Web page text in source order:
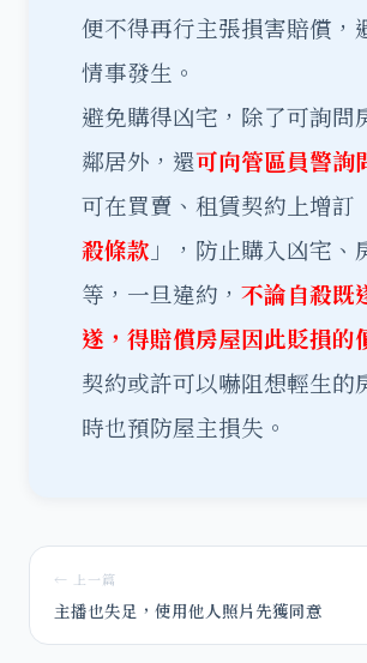
便不得再行主張損害賠償，
情事發生。
避免購得凶宅，除了可詢問
鄰居外，還可向管區員警詢
可在買賣、租賃契約上增訂
殺條款 」，防止購入凶宅、
等，一旦違約， 不論自殺既
遂，得賠償房屋因此貶損的
契約或許可以嚇阻想輕生的
時也預防屋主損失。
← 上一篇
主播也失足，使用他人照片先獲同意